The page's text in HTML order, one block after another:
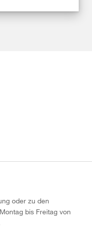
oder zu den
bis Freitag von